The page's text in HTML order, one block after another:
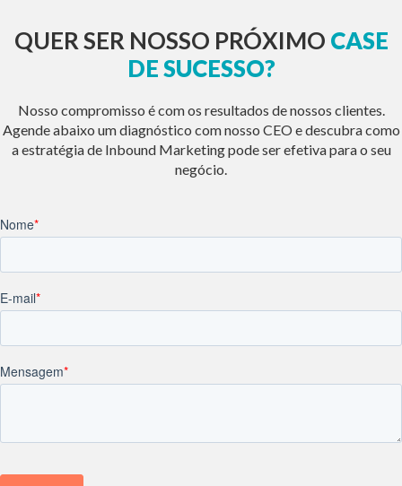
QUER SER NOSSO PRÓXIMO CASE
DE SUCESSO?
Nosso compromisso é com os resultados de nossos clientes.
Agende abaixo um diagnóstico com nosso CEO e descubra como
a estratégia de Inbound Marketing pode ser efetiva para o seu
negócio.